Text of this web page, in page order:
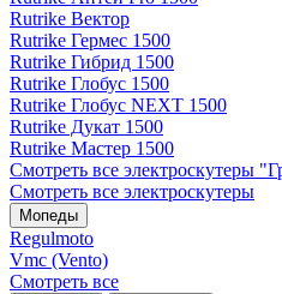
Rutrike Вектор
Rutrike Гермес 1500
Rutrike Гибрид 1500
Rutrike Глобус 1500
Rutrike Глобус NEXT 1500
Rutrike Дукат 1500
Rutrike Мастер 1500
Смотреть все электро­скутеры
Смотреть все электро­скутеры
Мопеды
Regulmoto
Vmc (Vento)
Смотреть все